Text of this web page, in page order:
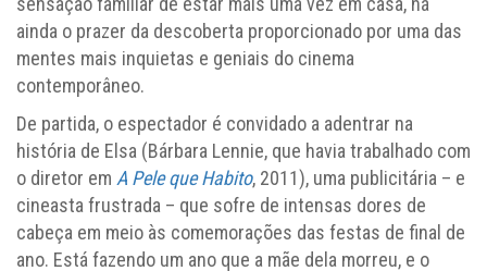
ainda o prazer da descoberta proporcionado por uma das
mentes mais inquietas e geniais do cinema
contemporâneo.
De partida, o espectador é convidado a adentrar na
história de Elsa (Bárbara Lennie, que havia trabalhado com
o diretor em A Pele que Habito, 2011), uma publicitária – e
cineasta frustrada – que sofre de intensas dores de
cabeça em meio às comemorações das festas de final de
ano. Está fazendo um ano que a mãe dela morreu, e o